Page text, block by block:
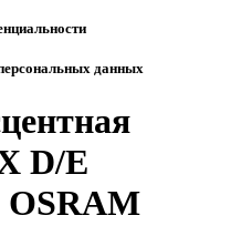
данных
D/E
OSRAM